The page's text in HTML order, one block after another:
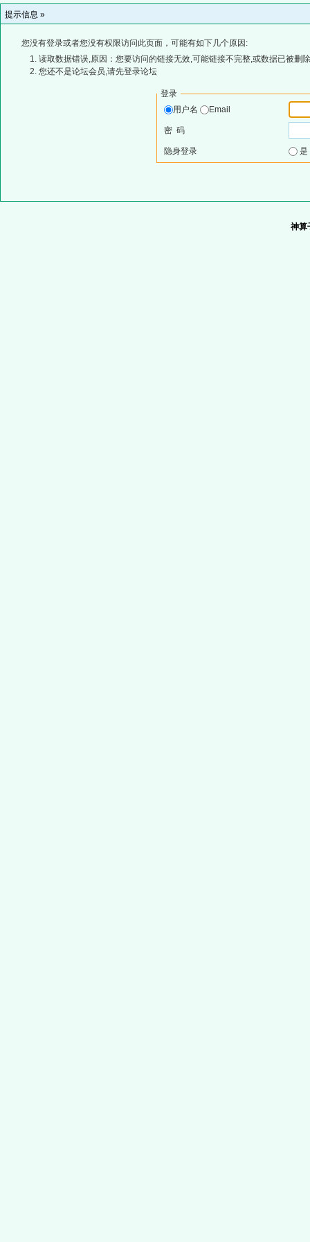
提示信息 »
您没有登录或者您没有权限访问此页面，可能有如下几个原因:
读取数据错误,原因：您要访问的链接无效,可能链接不完整,或数据已被删
您还不是论坛会员,请先登录论坛
登录
用户名
Email
密 码
隐身登录
神算